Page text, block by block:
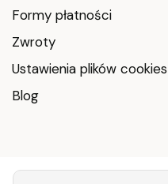
Formy płatności
Zwroty
Ustawienia plików cookies
Blog